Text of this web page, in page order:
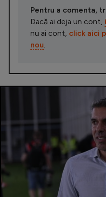
Pentru a comenta,
Dacă ai deja un cont,
nu ai cont, click aici
nou